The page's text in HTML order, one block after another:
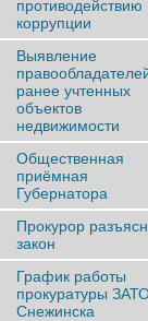
противодействию
коррупции
Выявление
ранее учтенныx
объектов
недвижимости
Общественная
приёмная
Губернатора
Прокурор
закон
График работы
прокуратуры ЗАТО
Снежинска